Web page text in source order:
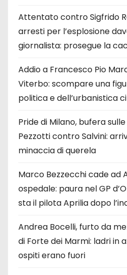
Attentato contro Sigfrido
arresti per l’esplosione
giornalista: prosegue la
Addio a Francesco Pio
Viterbo: scompare una
politica e dell’urbanistica
Pride di Milano, bufera
Pezzotti contro Salvini:
minaccia di querela
Marco Bezzecchi cade ad
ospedale: paura nel GP
sta il pilota Aprilia dopo
Andrea Bocelli, furto da
di Forte dei Marmi: ladri in
ospiti erano fuori